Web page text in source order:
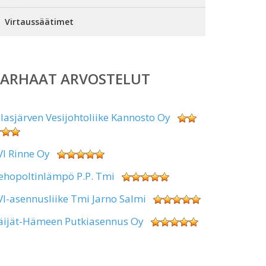
Virtaussäätimet
ARVOSTELUT
Vesijohtoliike Kannosto Oy
Rinne Oy
P.P. Tmi
asennusliike Tmi Jarno Salmi
Hämeen Putkiasennus Oy